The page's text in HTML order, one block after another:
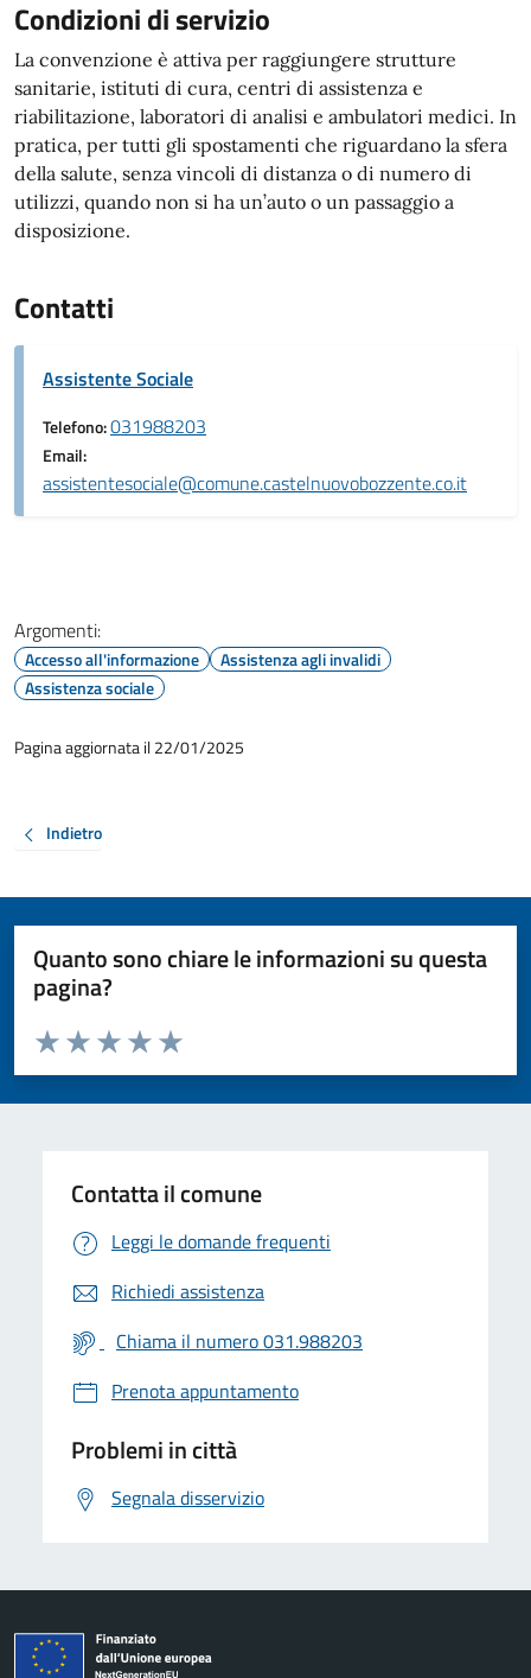
Condizioni di servizio
La convenzione è attiva per raggiungere strutture
sanitarie, istituti di cura, centri di assistenza e
riabilitazione, laboratori di analisi e ambulatori medici. In
pratica, per tutti gli spostamenti che riguardano la sfera
della salute, senza vincoli di distanza o di numero di
utilizzi, quando non si ha un’auto o un passaggio a
disposizione.
Contatti
Assistente Sociale
Telefono:031988203
Email:
assistentesociale@comune.castelnuovobozzente.co.it
Argomenti:
Accesso all'informazione
Assistenza agli invalidi
Assistenza sociale
Pagina aggiornata il 22/01/2025
Indietro
Quanto sono chiare le informazioni su questa
pagina?
Valuta da 1 a 5 stelle la pagina
Valuta 5 stelle su 5
Valuta 4 stelle su 5
Valuta 3 stelle su 5
Valuta 2 stelle su 5
Valuta 1 stelle su 5
Contatta il comune
Leggi le domande frequenti
Richiedi assistenza
Chiama il numero 031.988203
Prenota appuntamento
Problemi in città
Segnala disservizio